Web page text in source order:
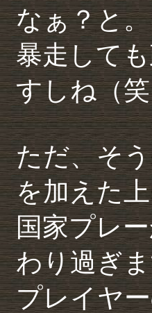
なぁ？と。
暴走して
すしね（
ただ、そ
を加えた
国家プレ
わり過ぎ
プレイヤ